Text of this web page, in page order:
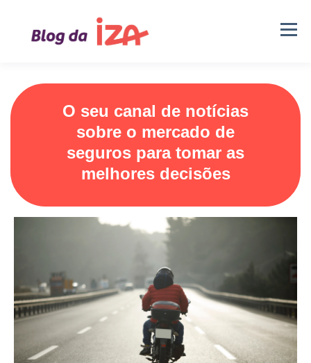
O seu canal de notícias
sobre o mercado de
seguros para tomar as
melhores decisões